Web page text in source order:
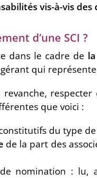
vis-à-vis des
d’une SCI ?
dans le cadre de
qui
que voici :
du type de
de la part des
nomination : lu,